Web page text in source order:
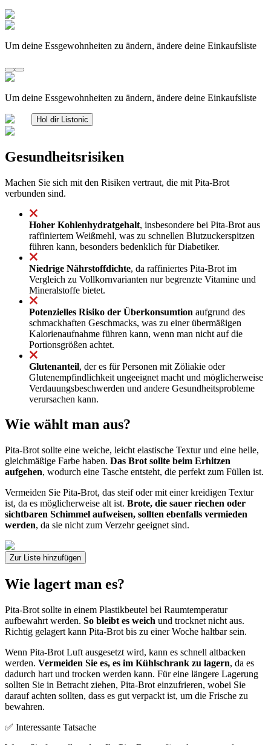
Um deine Essgewohnheiten zu ändern, ändere deine Einkaufsliste
Um deine Essgewohnheiten zu ändern, ändere deine Einkaufsliste
Hol dir Listonic
Gesundheitsrisiken
Machen Sie sich mit den Risiken vertraut, die mit Pita-Brot
verbunden sind.
Hoher Kohlenhydratgehalt, insbesondere bei Pita-Brot aus
raffiniertem Weißmehl, was zu schnellen Blutzuckerspitzen
führen kann, besonders bedenklich für Diabetiker.
Niedrige Nährstoffdichte, da raffiniertes Pita-Brot im
Vergleich zu Vollkornvarianten nur begrenzte Vitamine und
Mineralstoffe bietet.
Potenzielles Risiko der Überkonsumtion aufgrund des
schmackhaften Geschmacks, was zu einer übermäßigen
Kalorienaufnahme führen kann, wenn man nicht auf die
Portionsgrößen achtet.
Glutenanteil, der es für Personen mit Zöliakie oder
Glutenempfindlichkeit ungeeignet macht und möglicherweise
Verdauungsbeschwerden und andere Gesundheitsprobleme
verursachen kann.
Wie wählt man aus?
Pita-Brot sollte eine weiche, leicht elastische Textur und eine helle,
gleichmäßige Farbe haben. Das Brot sollte beim Erhitzen
aufgehen, wodurch eine Tasche entsteht, die perfekt zum Füllen ist.
Vermeiden Sie Pita-Brot, das steif oder mit einer kreidigen Textur
ist, da es möglicherweise alt ist. Brote, die sauer riechen oder
sichtbaren Schimmel aufweisen, sollten ebenfalls vermieden
werden, da sie nicht zum Verzehr geeignet sind.
Zur Liste hinzufügen
Wie lagert man es?
Pita-Brot sollte in einem Plastikbeutel bei Raumtemperatur
aufbewahrt werden. So bleibt es weich und trocknet nicht aus.
Richtig gelagert kann Pita-Brot bis zu einer Woche haltbar sein.
Wenn Pita-Brot Luft ausgesetzt wird, kann es schnell altbacken
werden. Vermeiden Sie es, es im Kühlschrank zu lagern, da es
dadurch hart und trocken werden kann. Für eine längere Lagerung
sollten Sie in Betracht ziehen, Pita-Brot einzufrieren, wobei Sie
darauf achten sollten, dass es gut verpackt ist, um die Frische zu
bewahren.
✅ Interessante Tatsache